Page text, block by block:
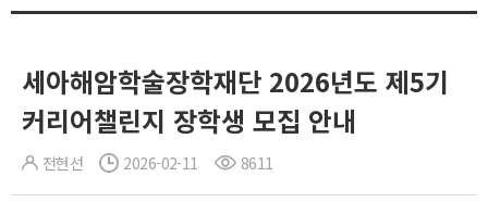
세아해암학술장학재단 2026년도 제5기
커리어챌린지 장학생 모집 안내
전현선 2026-02-11 8611